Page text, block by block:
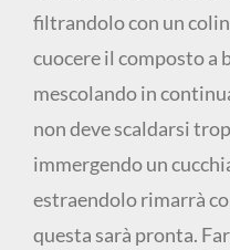
filtrandolo con un
cuocere il composto a
mescolando in
non deve scaldarsi
immergendo un
estraendolo rimarrà
questa sarà pronta.